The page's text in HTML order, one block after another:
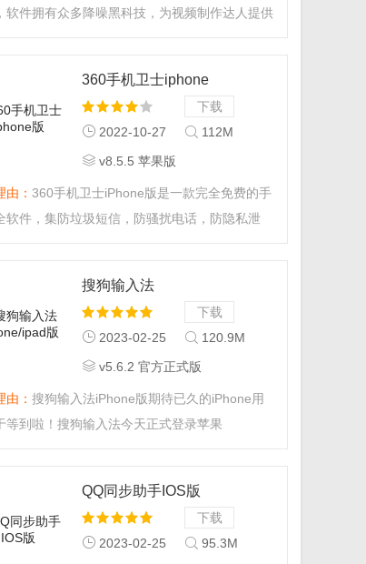
软件拥有众多降噪黑科技，为视频制作达人提供
下载
360手机卫士iphone
版
2022-10-27
112M
v8.5.5 苹果版
由： 360手机卫士iPhone版是一款完全免费的手
软件，集防垃圾短信，防骚扰电话，防隐私泄
是您手机的必备软件。...
下载
搜狗输入法
iPhone/ipad版
2023-02-25
120.9M
v5.6.2 官方正式版
由： 搜狗输入法iPhone版期待已久的iPhone用
等到啦！搜狗输入法今天正式登录苹果
和安卓版所有的功能优点基础上，专为苹果
用户量身打造全新的搜狗输入法。...
下载
QQ同步助手IOS版
2023-02-25
95.3M